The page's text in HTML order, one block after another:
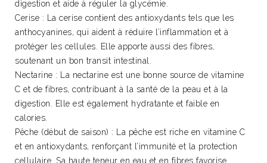
digestion et aide à réguler la glycémie.
Cerise : La cerise contient des antioxydants tels que les
anthocyanines, qui aident à réduire l’inflammation et à
protéger les cellules. Elle apporte aussi des fibres,
soutenant un bon transit intestinal.
Nectarine : La nectarine est une bonne source de vitamine
C et de fibres, contribuant à la santé de la peau et à la
digestion. Elle est également hydratante et faible en
calories.
Pêche (début de saison) : La pêche est riche en vitamine C
et en antioxydants, renforçant l’immunité et la protection
cellulaire. Sa haute teneur en eau et en fibres favorise